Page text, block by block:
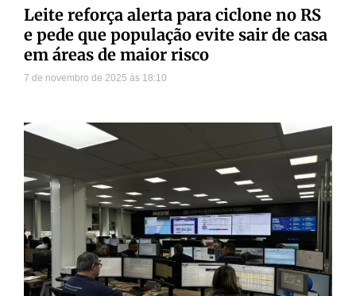
Leite reforça alerta para ciclone no RS
e pede que população evite sair de casa
em áreas de maior risco
7 de novembro de 2025 18:10